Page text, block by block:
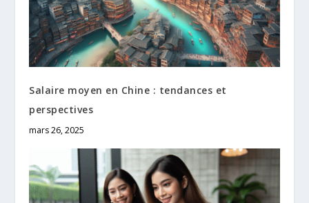
Salaire moyen en Chine : tendances et
perspectives
mars 26, 2025